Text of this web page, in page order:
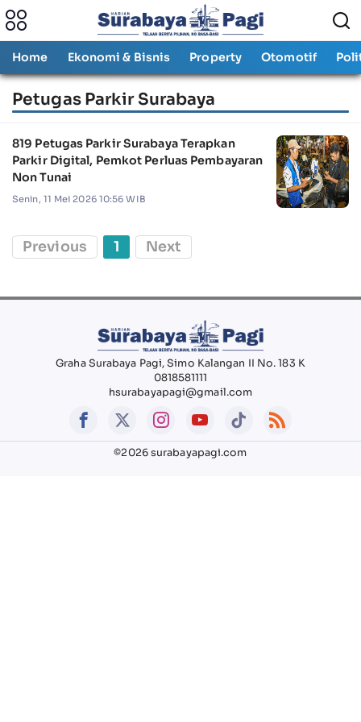
Home Ekonomi & Bisnis Property Otomotif
Petugas Parkir Surabaya
819 Petugas Parkir Surabaya Terapkan
Parkir Digital, Pemkot Perluas Pembayaran
Non Tunai
Senin, 11 Mei 2026 10:56 WIB
Previous 1 Next
Graha Surabaya Pagi, Simo Kalangan II No. 183 K
0818581111
hsurabayapagi@gmail.com
©2026 surabayapagi.com